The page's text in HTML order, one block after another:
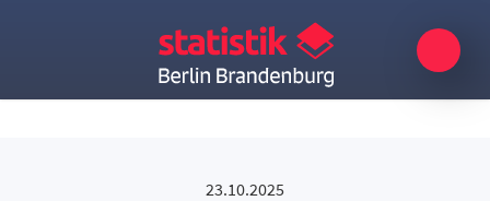
23.10.2025